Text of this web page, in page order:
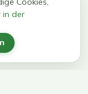
in der